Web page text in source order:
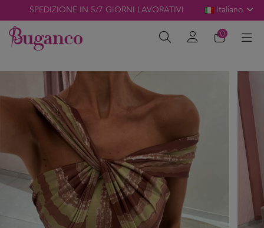
SPEDIZIONE IN 5/7 GIORNI LAVORATIVI Italiano
0